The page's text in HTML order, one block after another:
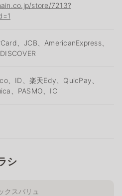
store/7213?
、JCB、AmericanExpress、
、ID、楽天Edy、QuicPay、
、PASMO、IC
シ
クスバリュ